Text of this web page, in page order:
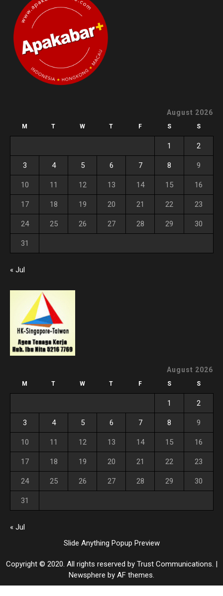
August 2026
M T W T F S S
1 2
3 4 5 6 7 8 9
10 11 12 13 14 15 16
17 18 19 20 21 22 23
24 25 26 27 28 29 30
31
« Jul
August 2026
M T W T F S S
1 2
3 4 5 6 7 8 9
10 11 12 13 14 15 16
17 18 19 20 21 22 23
24 25 26 27 28 29 30
31
« Jul
Slide Anything Popup Preview
Copyright © 2020. All rights reserved by Trust Communications. |
Newsphere by AF themes.